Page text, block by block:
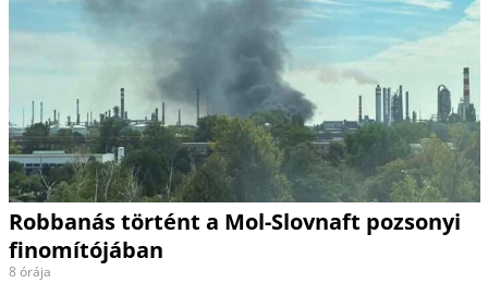
Robbanás történt a Mol-Slovnaft pozsonyi
finomítójában
8 órája